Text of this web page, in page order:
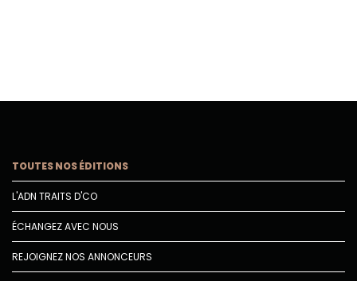
TOUTES NOS ÉDITIONS
L'ADN TRAITS D'CO
ÉCHANGEZ AVEC NOUS
REJOIGNEZ NOS ANNONCEURS